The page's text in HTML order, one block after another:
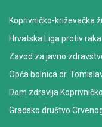
Koprivničko-križevačka
Hrvatska Liga protiv raka
Zavod za javno
Opća bolnica dr.
Dom zdravlja
Gradsko društvo